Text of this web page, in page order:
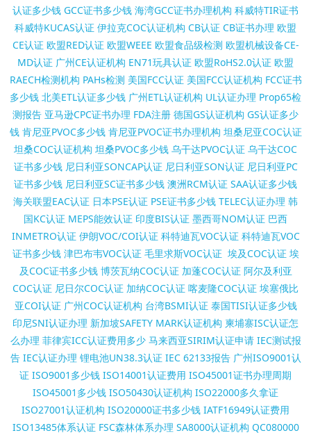
认证多少钱 GCC证书多少钱 海湾GCC证书办理机构 科威特TIR证书
科威特KUCAS认证 伊拉克COC认证机构 CB认证 CB证书办理 欧盟
CE认证 欧盟RED认证 欧盟WEEE 欧盟食品级检测 欧盟机械设备CE-
MD认证 广州CE认证机构 EN71玩具认证 欧盟RoHS2.0认证 欧盟
RAECH检测机构 PAHs检测 美国FCC认证 美国FCC认证机构 FCC证书
多少钱 北美ETL认证多少钱 广州ETL认证机构 UL认证办理 Prop65检
测报告 亚马逊CPC证书办理 FDA注册 德国GS认证机构 GS认证多少
钱 肯尼亚PVOC多少钱 肯尼亚PVOC证书办理机构 坦桑尼亚COC认证
坦桑COC认证机构 坦桑PVOC多少钱 乌干达PVOC认证 乌干达COC
证书多少钱 尼日利亚SONCAP认证 尼日利亚SON认证 尼日利亚PC
证书多少钱 尼日利亚SC证书多少钱 澳洲RCM认证 SAA认证多少钱
海关联盟EAC认证 日本PSE认证 PSE证书多少钱 TELEC认证办理 韩
国KC认证 MEPS能效认证 印度BIS认证 墨西哥NOM认证 巴西
INMETRO认证 伊朗VOC/COI认证 科特迪瓦VOC认证 科特迪瓦VOC
证书多少钱 津巴布韦VOC认证 毛里求斯VOC认证 埃及COC认证 埃
及COC证书多少钱 博茨瓦纳COC认证 加蓬COC认证 阿尔及利亚
COC认证 尼日尔COC认证 加纳COC认证 喀麦隆COC认证 埃塞俄比
亚COI认证 广州COC认证机构 台湾BSMI认证 泰国TISI认证多少钱
印尼SNI认证办理 新加坡SAFETY MARK认证机构 柬埔寨ISC认证怎
么办理 菲律宾ICC认证费用多少 马来西亚SIRIM认证申请 IEC测试报
告 IEC认证办理 锂电池UN38.3认证 IEC 62133报告 广州ISO9001认
证 ISO9001多少钱 ISO14001认证费用 ISO45001证书办理周期
ISO45001多少钱 ISO50430认证机构 ISO22000多久拿证
ISO27001认证机构 ISO20000证书多少钱 IATF16949认证费用
ISO13485体系认证 FSC森林体系办理 SA8000认证机构 QC080000